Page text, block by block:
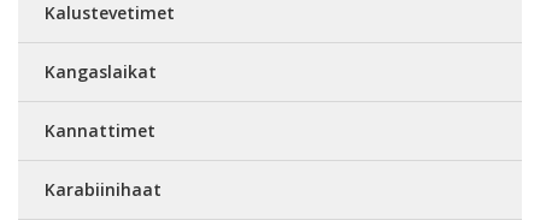
Kalustevetimet
Kangaslaikat
Kannattimet
Karabiinihaat